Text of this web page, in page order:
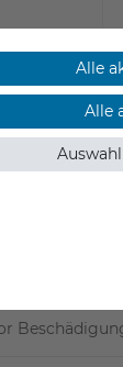
Alle
Alle